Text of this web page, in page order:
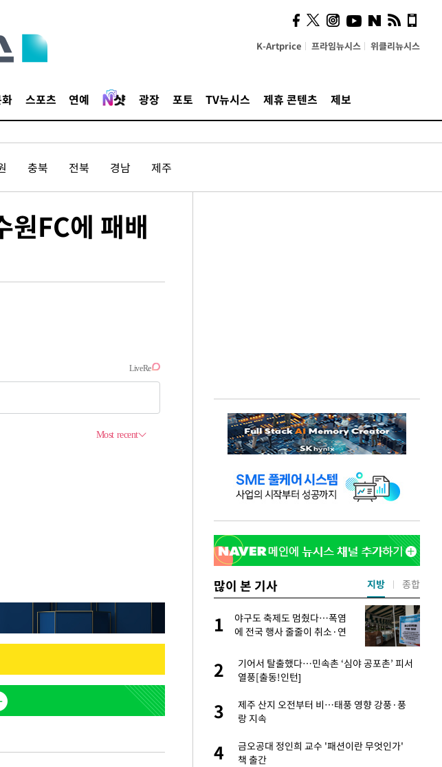
K-Artprice 프라임뉴시스 위클리뉴시스
스포츠 연예 광장 포토 TV뉴시스 제휴 콘텐츠 제보
충북 전북 경남 제주
FC에 패배
많이 본 기사
표창원, 남규리에 15년 만에
사과…"제가 틀렸습니다"
2
라', 일주일 써보니
3
英유명 여배우, 큰 교통사고서 기아차 덕에
살았다
4
1
야구도 축제도 멈췄다…폭염
에 전국 행사 줄줄이 취소·연
2
기어서 탈출했다…민속촌 ‘심야 공포촌’ 피서
열풍[출동!인턴]
3
제주 산지 오전부터 비…태풍 영향 강풍·풍
랑 지속
4
금오공대 정인희 교수 '패션이란 무엇인가'
책 출간
지방 종합